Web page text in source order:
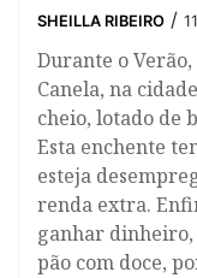
SHEILLA RIBEIRO /
Durante o
Canela, na
cheio, lotado de
Esta enchente
esteja
renda extra.
ganhar dinheiro,
pão com doce,